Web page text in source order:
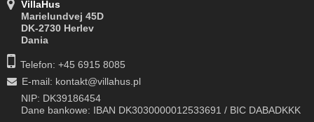
VillaHus
Marielundvej 45D
DK-2730 Herlev
Dania
Telefon: +45 6915 8085
E-mail: kontakt@villahus.pl
NIP: DK39186454
Dane bankowe: IBAN DK3030000012533691 / BIC DABADKKK